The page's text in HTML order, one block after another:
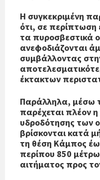
Η συγκεκριμένη
ότι, σε
τα πυροσβεστικά
ανεφοδιάζονται
συμβάλλοντας
έκτακτων
Παράλληλα, μέσω
παρέχεται πλέον
υδροδότησης των
βρίσκονται κατά
τη θέση Κάμπος
περίπου 850
αιτήματος προς